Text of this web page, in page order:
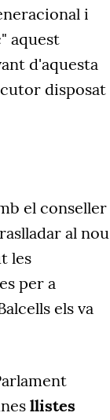
i
aquest
d'aquesta
disposat
el conseller
al nou
les
per a
els va
llistes